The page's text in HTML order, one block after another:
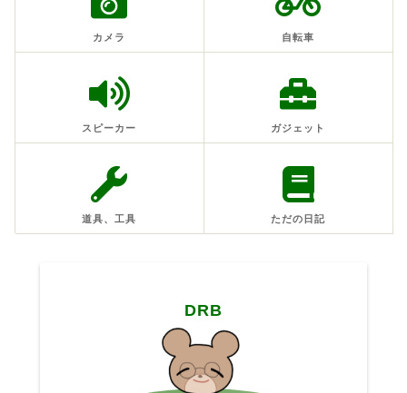
カメラ 自転車
スピーカー ガジェット
道具、工具 ただの日記
DRB